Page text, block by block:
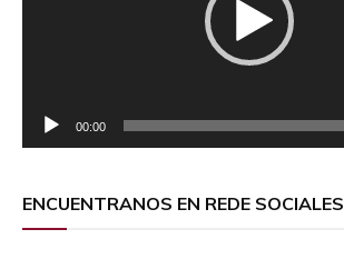
00:00
ENCUENTRANOS EN REDE SOCIALES